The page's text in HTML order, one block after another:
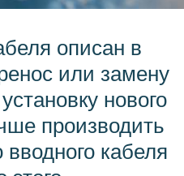
описан в
или замену
нового
производить
вводного кабеля